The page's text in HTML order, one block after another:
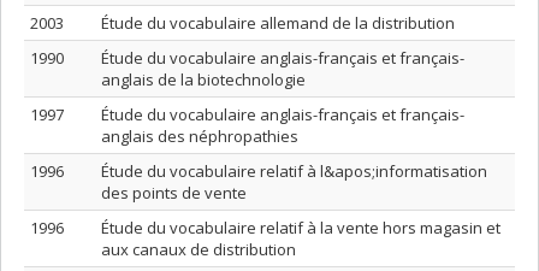
2003
Étude du vocabulaire allemand de la distribution
1990
Étude du vocabulaire anglais-français et français-
anglais de la biotechnologie
1997
Étude du vocabulaire anglais-français et français-
anglais des néphropathies
1996
Étude du vocabulaire relatif à l&apos;informatisation
des points de vente
1996
Étude du vocabulaire relatif à la vente hors magasin et
aux canaux de distribution